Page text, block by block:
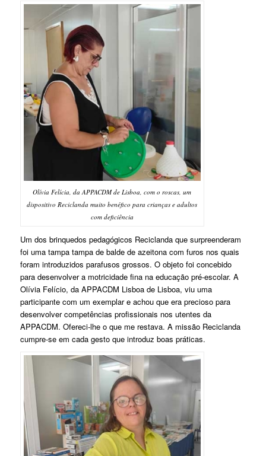
Olívia Felícia, da APPACDM de Lisboa, com o roscas, um
dispositivo Reciclanda muito benéfico para crianças e adultos
com deficiência
Um dos brinquedos pedagógicos Reciclanda que surpreenderam
foi uma tampa tampa de balde de azeitona com furos nos quais
foram introduzidos parafusos grossos. O objeto foi concebido
para desenvolver a motricidade fina na educação pré-escolar. A
Olívia Felício, da APPACDM Lisboa de Lisboa, viu uma
participante com um exemplar e achou que era precioso para
desenvolver competências profissionais nos utentes da
APPACDM. Ofereci-lhe o que me restava. A missão Reciclanda
cumpre-se em cada gesto que introduz boas práticas.